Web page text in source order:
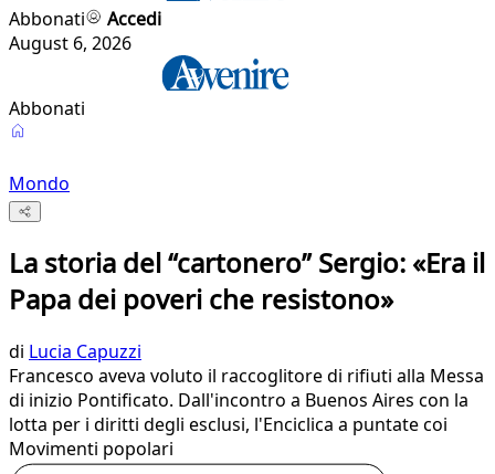
Abbonati
Accedi
August 6, 2026
Abbonati
Mondo
La storia del “cartonero” Sergio: «Era il
Papa dei poveri che resistono»
di Lucia Capuzzi
Francesco aveva voluto il raccoglitore di rifiuti alla Messa
di inizio Pontificato. Dall'incontro a Buenos Aires con la
lotta per i diritti degli esclusi, l'Enciclica a puntate coi
Movimenti popolari